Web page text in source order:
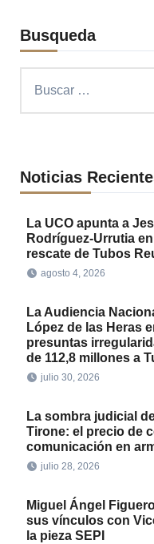
Busqueda
Noticias
La UCO apunta a
Rodríguez-Urrutia
rescate de Tubos
agosto 4, 2026
La Audiencia
López de las Heras
presuntas
de 112,8 millones a
julio 30, 2026
La sombra judicial
Tirone: el precio de
comunicación en
julio 28, 2026
Miguel Ángel
sus vínculos con
la pieza SEPI